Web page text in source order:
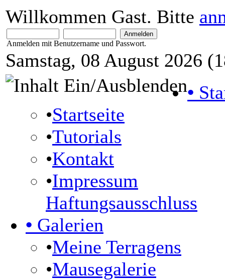
Willkommen Gast. Bitte
Anmelden mit Benutzername und Passwort.
Samstag, 08 August 2026
•
•Startseite
•Tutorials
•Kontakt
•Impressum
Haftungsausschluss
• Galerien
•Meine Terragens
•Mausegalerie